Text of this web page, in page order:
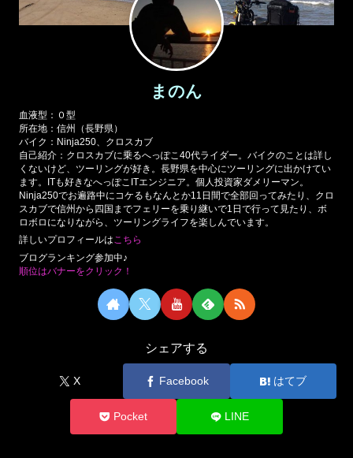
まのん
血液型：０型
所在地：信州（長野県）
バイク：Ninja250、クロスカブ
自己紹介：クロスカブに乗るへっぽこ40代ライダー。バイクのことは詳し
くないけど、ツーリングが好き。長野県を中心にツーリングに出かけてい
ます。ITも好きなへっぽこITエンジニア。個人投資家ダメリーマン。
Ninja250でお遍路中にコケるもなんとか11日間で全部回ってみたり、クロ
スカブで信州から四国までフェリーを乗り継いで1日で行って見たり、ボ
ロボロになりながら、ツーリングライフを楽しんでいます。
詳しいプロフィールは こちら
ブログランキング参加中♪
順位はバナーをクリック！
シェアする
X Facebook はてブ
Pocket LINE